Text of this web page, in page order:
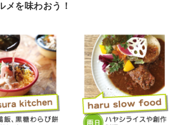
メを味わおう！